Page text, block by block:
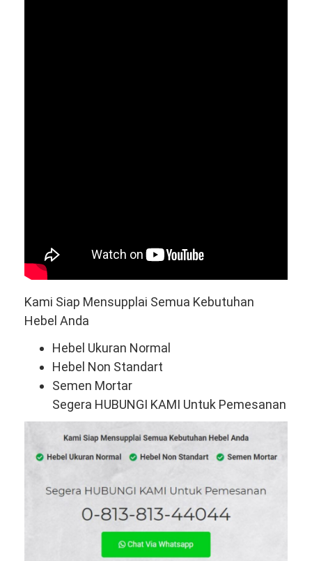
Kami Siap Mensupplai Semua Kebutuhan
Hebel Anda
Hebel Ukuran Normal
Hebel Non Standart
Semen Mortar
Segera HUBUNGI KAMI Untuk Pemesanan